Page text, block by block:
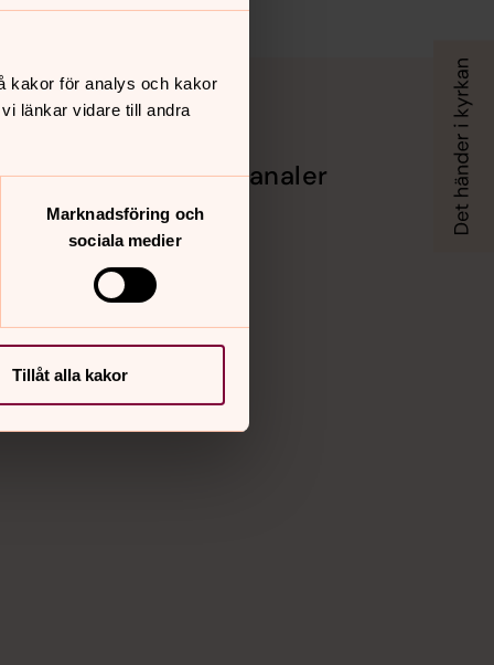
kakor för analys och kakor
länkar vidare till andra
Marknadsföring och
sociala medier
Tillåt alla kakor
Sociala kanaler
Facebook
Instagram
Vimeo